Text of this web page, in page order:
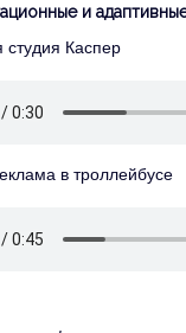
и
студия Каспер
в троллейбусе